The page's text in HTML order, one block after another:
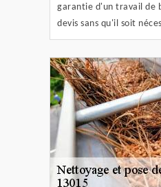
garantie d'un travail de
devis sans qu'il soit